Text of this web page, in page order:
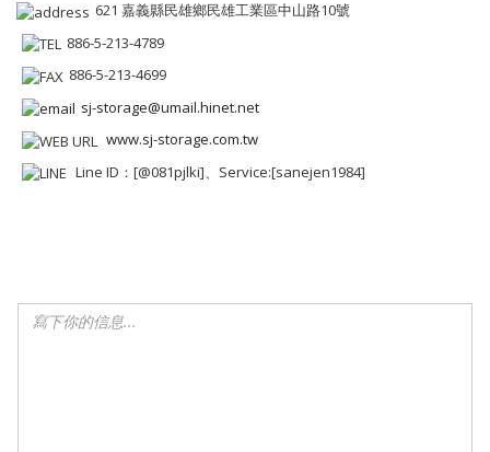
621 嘉義縣民雄鄉民雄工業區中山路10號
886-5-213-4789
886-5-213-4699
sj-storage@umail.hinet.net
www.sj-storage.com.tw
Line ID：[@081pjlki]、Service:[sanejen1984]